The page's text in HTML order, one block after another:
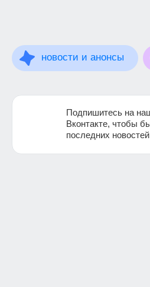
новости и анонсы
Подпишитесь на
Вконтакте, чтобы
последних новостей